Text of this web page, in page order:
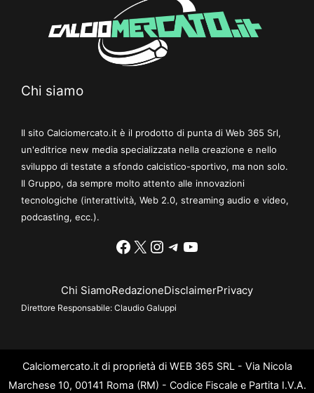
Chi siamo
Il sito Calciomercato.it è il prodotto di punta di Web 365 Srl,
un'editrice new media specializzata nella creazione e nello
sviluppo di testate a sfondo calcistico-sportivo, ma non solo.
Il Gruppo, da sempre molto attento alle innovazioni
tecnologiche (interattività, Web 2.0, streaming audio e video,
podcasting, ecc.).
Facebook
X Instagram
Telegram
YouTube
Chi SiamoRedazioneDisclaimerPrivacy
Direttore Responsabile: Claudio Galuppi
Calciomercato.it di proprietà di WEB 365 SRL - Via Nicola
Marchese 10, 00141 Roma (RM) - Codice Fiscale e Partita I.V.A.